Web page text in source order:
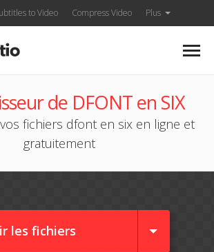
to Video Compress Video Plus
de DFONT en SIX
fichiers dfont en six en ligne et
gratuitement
les fichiers